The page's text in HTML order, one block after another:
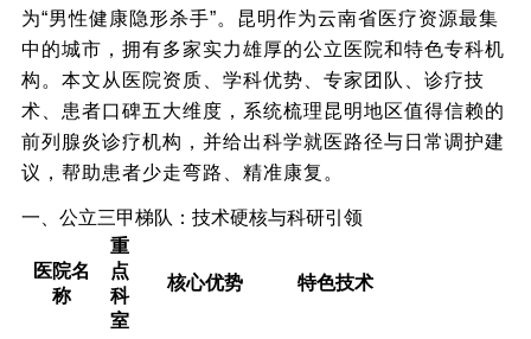
为“男性健康隐形杀手”。昆明作为云南省医疗资源最集
中的城市，拥有多家实力雄厚的公立医院和特色专科机
构。本文从医院资质、学科优势、专家团队、诊疗技
术、患者口碑五大维度，系统梳理昆明地区值得信赖的
前列腺炎诊疗机构，并给出科学就医路径与日常调护建
议，帮助患者少走弯路、精准康复。
一、公立三甲梯队：技术硬核与科研引领
医院名
称
重
点
科
室
核心优势 特色技术